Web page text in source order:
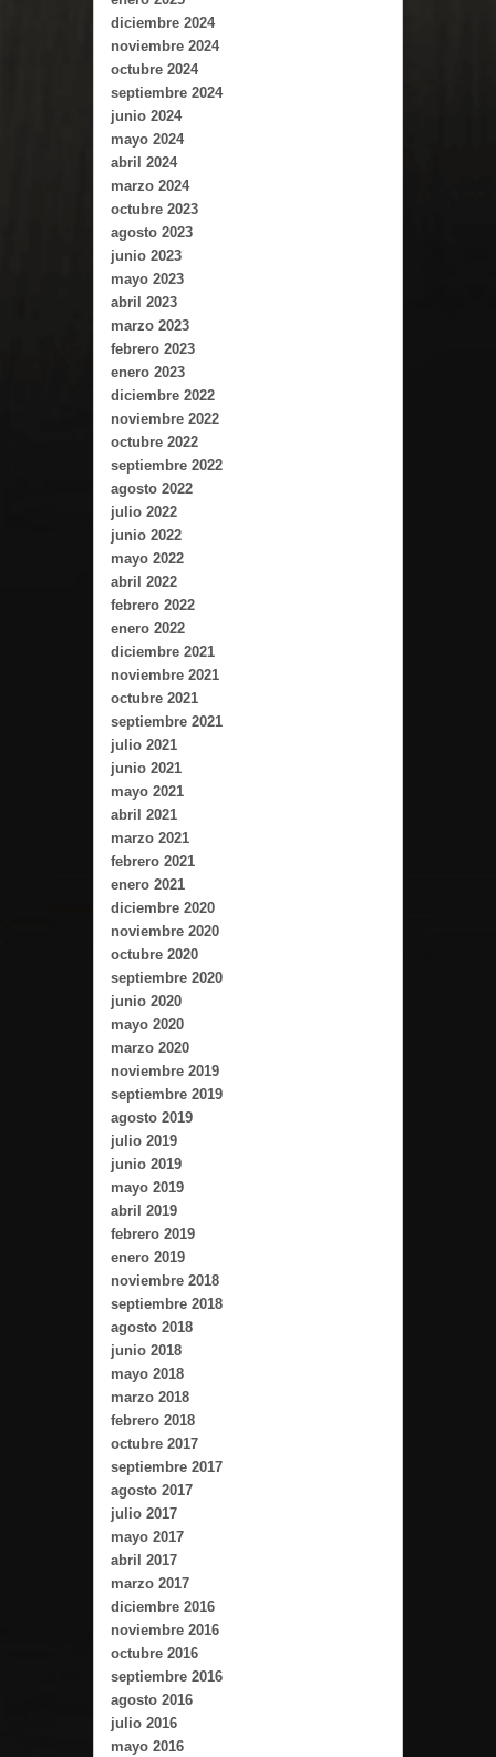
diciembre 2024
noviembre 2024
octubre 2024
septiembre 2024
junio 2024
mayo 2024
abril 2024
marzo 2024
octubre 2023
agosto 2023
junio 2023
mayo 2023
abril 2023
marzo 2023
febrero 2023
enero 2023
diciembre 2022
noviembre 2022
octubre 2022
septiembre 2022
agosto 2022
julio 2022
junio 2022
mayo 2022
abril 2022
febrero 2022
enero 2022
diciembre 2021
noviembre 2021
octubre 2021
septiembre 2021
julio 2021
junio 2021
mayo 2021
abril 2021
marzo 2021
febrero 2021
enero 2021
diciembre 2020
noviembre 2020
octubre 2020
septiembre 2020
junio 2020
mayo 2020
marzo 2020
noviembre 2019
septiembre 2019
agosto 2019
julio 2019
junio 2019
mayo 2019
abril 2019
febrero 2019
enero 2019
noviembre 2018
septiembre 2018
agosto 2018
junio 2018
mayo 2018
marzo 2018
febrero 2018
octubre 2017
septiembre 2017
agosto 2017
julio 2017
mayo 2017
abril 2017
marzo 2017
diciembre 2016
noviembre 2016
octubre 2016
septiembre 2016
agosto 2016
julio 2016
mayo 2016